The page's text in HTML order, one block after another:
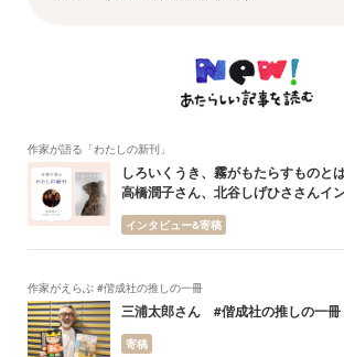
作家が語る「わたしの新刊」
しろいくうき、霧がもたらすものと
高橋潤子さん、北谷しげひささんイ
インタビュー&寄稿
作家がえらぶ #偕成社の推しの一冊
三浦太郎さん #偕成社の推しの一冊
寄稿